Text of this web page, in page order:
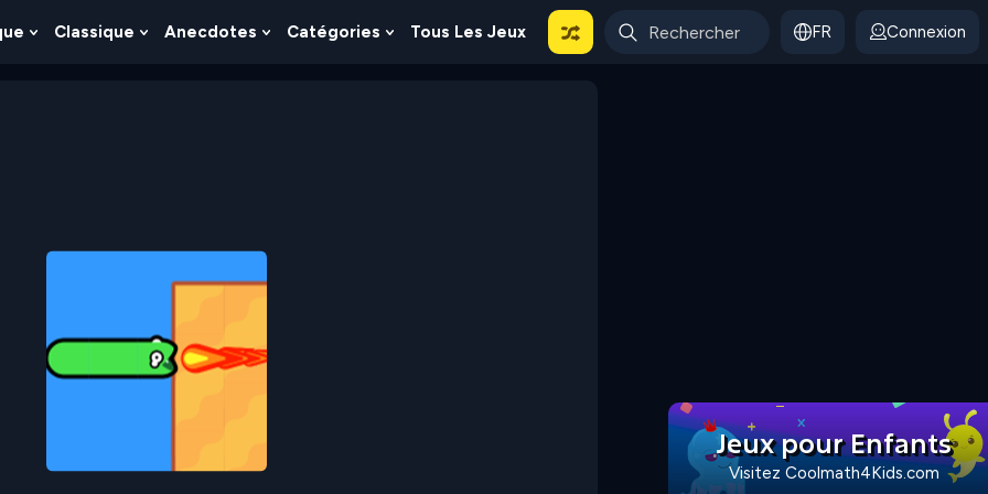
Show
Classique
Show
Anecdotes
Show
Catégories
Show
Tous Les Jeux FR Connexion
Jeux pour Enfants
Visitez Coolmath4Kids.com